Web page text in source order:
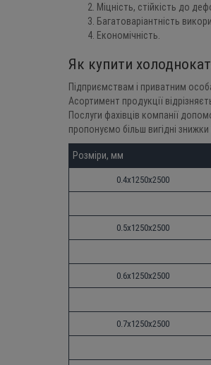
Міцність, стійкість до
Багатоваріантність
Економічність.
Як купити
Підприємствам і приватним
Асортимент продукції
Послуги фахівців компанії
пропонуємо більш вигідні
Розміри, мм
0.4х1250х2500
0.5х1250х2500
0.6х1250х2500
0.7х1250х2500